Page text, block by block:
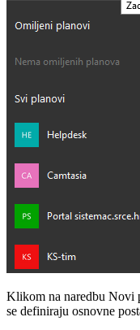
Klikom na naredbu Novi
se definiraju osnovne